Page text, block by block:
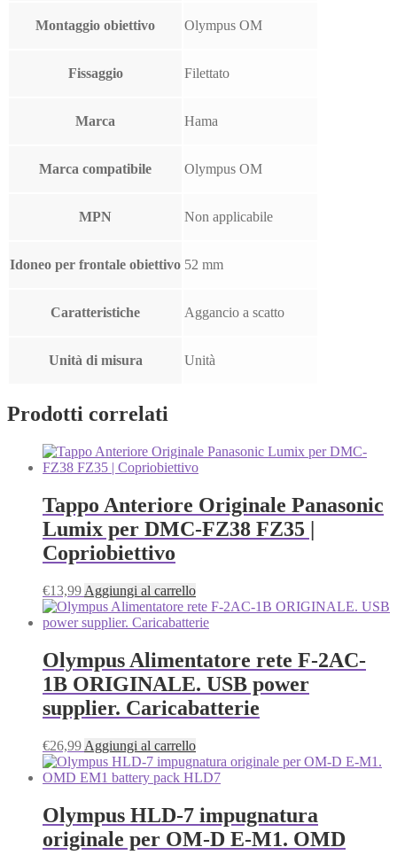
Montaggio obiettivo Olympus OM
Fissaggio Filettato
Marca Hama
Marca compatibile Olympus OM
MPN Non applicabile
Idoneo per frontale obiettivo 52 mm
Caratteristiche Aggancio a scatto
Unità di misura Unità
Prodotti correlati
Tappo Anteriore Originale Panasonic
Lumix per DMC-FZ38 FZ35 |
Copriobiettivo
€13,99 Aggiungi al carrello
Olympus Alimentatore rete F-2AC-
1B ORIGINALE. USB power
supplier. Caricabatterie
€26,99 Aggiungi al carrello
Olympus HLD-7 impugnatura
originale per OM-D E-M1. OMD